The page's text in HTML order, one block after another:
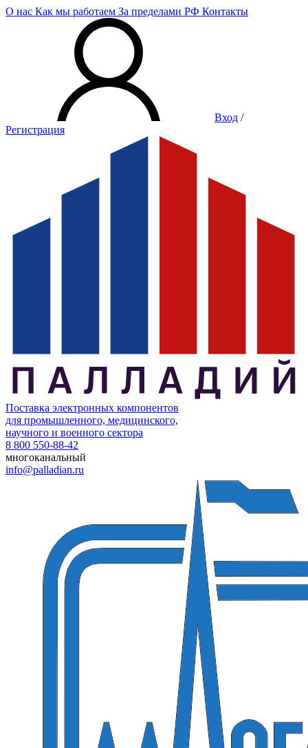
О нас Как мы работаем За пределами РФ Контакты
Вход /
Регистрация
Поставка электронных компонентов
для промышленного, медицинского,
научного и военного сектора
8 800 550-88-42
многоканальный
info@palladian.ru